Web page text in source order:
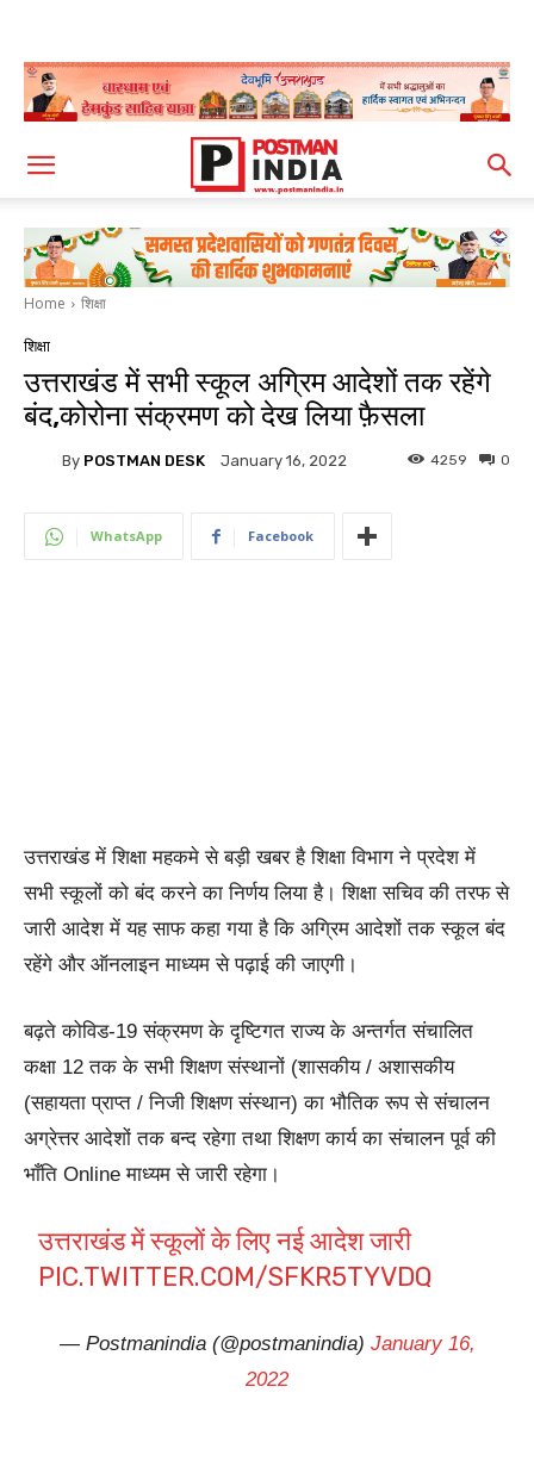
Home शिक्षा
शिक्षा
उत्तराखंड में सभी स्कूल अग्रिम आदेशों तक रहेंगे
बंद,कोरोना संक्रमण को देख लिया फ़ैसला
By POSTMAN DESK January 16, 2022 0
4259
WhatsApp Facebook
उत्तराखंड में शिक्षा महकमे से बड़ी खबर है शिक्षा विभाग ने प्रदेश में
सभी स्कूलों को बंद करने का निर्णय लिया है। शिक्षा सचिव की तरफ से
जारी आदेश में यह साफ कहा गया है कि अग्रिम आदेशों तक स्कूल बंद
रहेंगे और ऑनलाइन माध्यम से पढ़ाई की जाएगी।
बढ़ते कोविड-19 संक्रमण के दृष्टिगत राज्य के अन्तर्गत संचालित
कक्षा 12 तक के सभी शिक्षण संस्थानों (शासकीय / अशासकीय
(सहायता प्राप्त / निजी शिक्षण संस्थान) का भौतिक रूप से संचालन
अग्रेत्तर आदेशों तक बन्द रहेगा तथा शिक्षण कार्य का संचालन पूर्व की
भाँति Online माध्यम से जारी रहेगा।
उत्तराखंड में स्कूलों के लिए नई आदेश जारी
PIC.TWITTER.COM/SFKR5TYVDQ
— Postmanindia (@postmanindia) January 16,
2022